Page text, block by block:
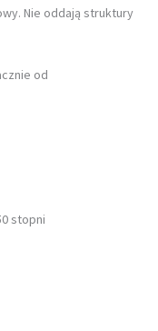
Nie oddają struktury
od
stopni